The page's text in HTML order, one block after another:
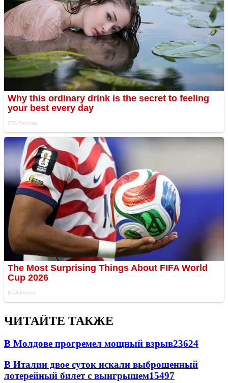
ЧИТАЙТЕ ТАКЖЕ
В Молдове прогремел мощный взрыв23624
В Италии двое суток искали выброшенный
лотерейный билет с выигрышем15497